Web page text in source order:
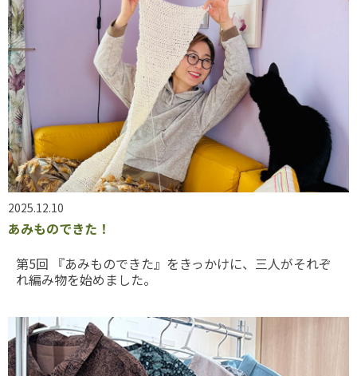
2025.12.10
あみものできた！
第5回 『あみものできた』をきっかけに、三人がそれぞ
れ編み物を始めました。